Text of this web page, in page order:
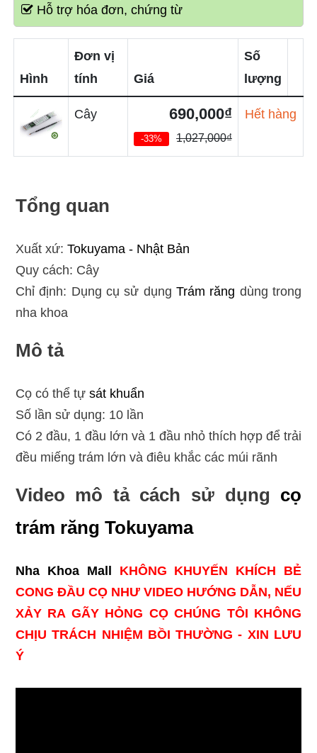
Hỗ trợ hóa đơn, chứng từ
Hình
Đơn vị
tính
Giá
Số
lượng
Cây 690,000₫
-33% 1,027,000₫
Hết hàng
Tổng quan
Xuất xứ: Tokuyama - Nhật Bản
Quy cách: Cây
Chỉ định: Dụng cụ sử dụngTrám răng dùng trong
nha khoa
Mô tả
Cọ có thể tự sát khuẩn
Số lần sử dụng: 10 lần
Có 2 đầu, 1 đầu lớn và 1 đầu nhỏ thích hợp để trải
đều miếng trám lớn và điêu khắc các múi rãnh
Video mô tả cách sử dụng cọ
trám răng Tokuyama
Nha Khoa Mall
KHÔNG KHUYẾN KHÍCH BẺ
CONG ĐẦU CỌ NHƯ VIDEO HƯỚNG DẪN, NẾU
XẢY RA GÃY HỎNG CỌ CHÚNG TÔI KHÔNG
CHỊU TRÁCH NHIỆM BỒI THƯỜNG - XIN LƯU
Ý